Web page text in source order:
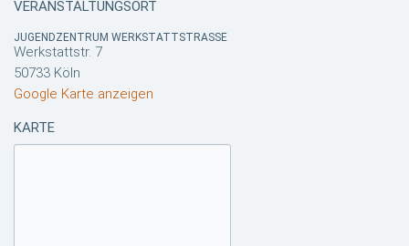
VERANSTALTUNGSORT
JUGENDZENTRUM WERKSTATTSTRASSE
Werkstattstr. 7
50733 Köln
Google Karte anzeigen
KARTE